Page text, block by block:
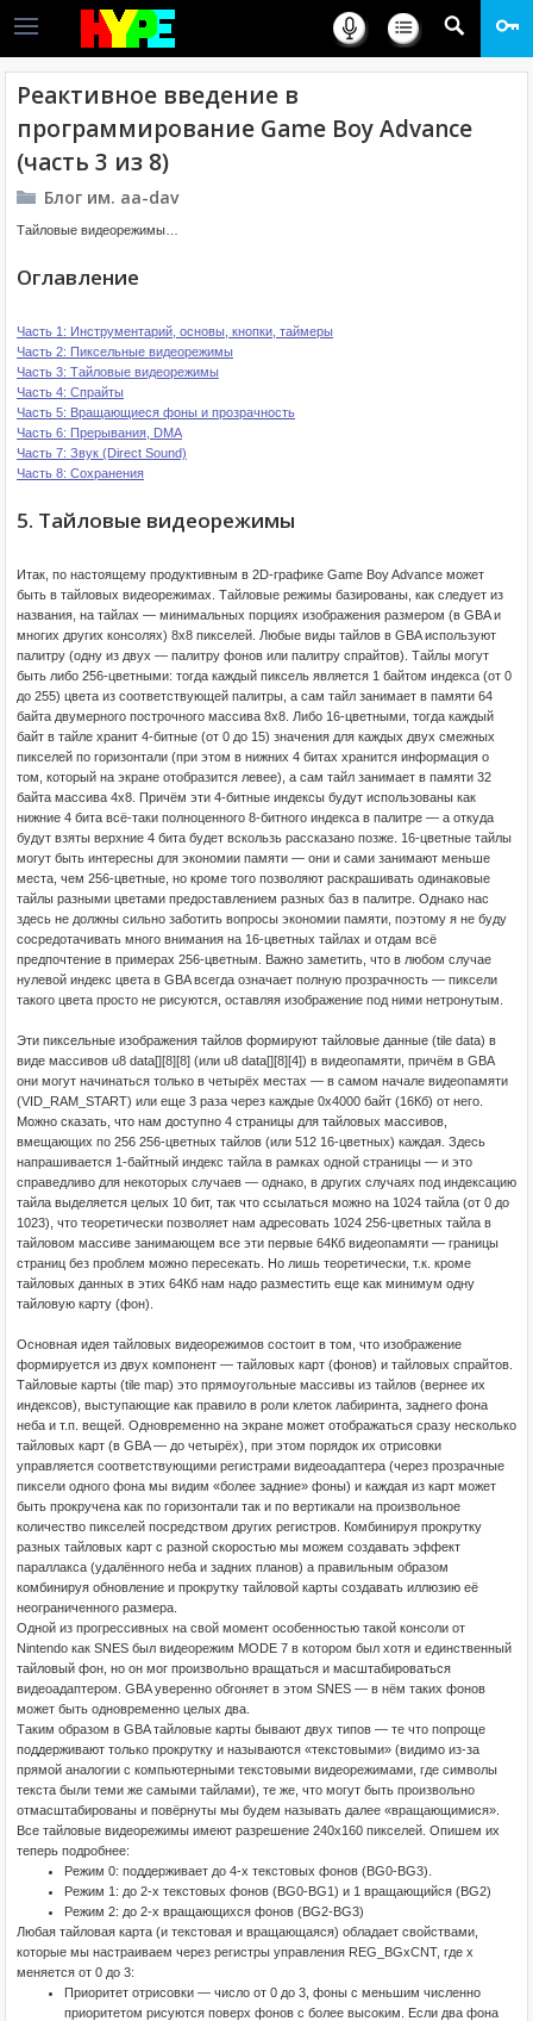
Реактивное введение в
программирование Game Boy Advance
(часть 3 из 8)
Блог им. aa-dav
Тайловые видеорежимы…
Оглавление
Часть 1: Инструментарий, основы, кнопки, таймеры
Часть 2: Пиксельные видеорежимы
Часть 3: Тайловые видеорежимы
Часть 4: Спрайты
Часть 5: Вращающиеся фоны и прозрачность
Часть 6: Прерывания, DMA
Часть 7: Звук (Direct Sound)
Часть 8: Сохранения
5. Тайловые видеорежимы
Итак, по настоящему продуктивным в 2D-графике Game Boy Advance может
быть в тайловых видеорежимах. Тайловые режимы базированы, как следует из
названия, на тайлах — минимальных порциях изображения размером (в GBA и
многих других консолях) 8x8 пикселей. Любые виды тайлов в GBA используют
палитру (одну из двух — палитру фонов или палитру спрайтов). Тайлы могут
быть либо 256-цветными: тогда каждый пиксель является 1 байтом индекса (от 0
до 255) цвета из соответствующей палитры, а сам тайл занимает в памяти 64
байта двумерного построчного массива 8x8. Либо 16-цветными, тогда каждый
байт в тайле хранит 4-битные (от 0 до 15) значения для каждых двух смежных
пикселей по горизонтали (при этом в нижних 4 битах хранится информация о
том, который на экране отобразится левее), а сам тайл занимает в памяти 32
байта массива 4x8. Причём эти 4-битные индексы будут использованы как
нижние 4 бита всё-таки полноценного 8-битного индекса в палитре — а откуда
будут взяты верхние 4 бита будет вскользь рассказано позже. 16-цветные тайлы
могут быть интересны для экономии памяти — они и сами занимают меньше
места, чем 256-цветные, но кроме того позволяют раскрашивать одинаковые
тайлы разными цветами предоставлением разных баз в палитре. Однако нас
здесь не должны сильно заботить вопросы экономии памяти, поэтому я не буду
сосредотачивать много внимания на 16-цветных тайлах и отдам всё
предпочтение в примерах 256-цветным. Важно заметить, что в любом случае
нулевой индекс цвета в GBA всегда означает полную прозрачность — пиксели
такого цвета просто не рисуются, оставляя изображение под ними нетронутым.
Эти пиксельные изображения тайлов формируют тайловые данные (tile data) в
виде массивов u8 data[][8][8] (или u8 data[][8][4]) в видеопамяти, причём в GBA
они могут начинаться только в четырёх местах — в самом начале видеопамяти
(VID_RAM_START) или еще 3 раза через каждые 0x4000 байт (16Кб) от него.
Можно сказать, что нам доступно 4 страницы для тайловых массивов,
вмещающих по 256 256-цветных тайлов (или 512 16-цветных) каждая. Здесь
напрашивается 1-байтный индекс тайла в рамках одной страницы — и это
справедливо для некоторых случаев — однако, в других случаях под индексацию
тайла выделяется целых 10 бит, так что ссылаться можно на 1024 тайла (от 0 до
1023), что теоретически позволяет нам адресовать 1024 256-цветных тайла в
тайловом массиве занимающем все эти первые 64Кб видеопамяти — границы
страниц без проблем можно пересекать. Но лишь теоретически, т.к. кроме
тайловых данных в этих 64Кб нам надо разместить еще как минимум одну
тайловую карту (фон).
Основная идея тайловых видеорежимов состоит в том, что изображение
формируется из двух компонент — тайловых карт (фонов) и тайловых спрайтов.
Тайловые карты (tile map) это прямоугольные массивы из тайлов (вернее их
индексов), выступающие как правило в роли клеток лабиринта, заднего фона
неба и т.п. вещей. Одновременно на экране может отображаться сразу несколько
тайловых карт (в GBA — до четырёх), при этом порядок их отрисовки
управляется соответствующими регистрами видеоадаптера (через прозрачные
пиксели одного фона мы видим «более задние» фоны) и каждая из карт может
быть прокручена как по горизонтали так и по вертикали на произвольное
количество пикселей посредством других регистров. Комбинируя прокрутку
разных тайловых карт с разной скоростью мы можем создавать эффект
параллакса (удалённого неба и задних планов) а правильным образом
комбинируя обновление и прокрутку тайловой карты создавать иллюзию её
неограниченного размера.
Одной из прогрессивных на свой момент особенностью такой консоли от
Nintendo как SNES был видеорежим MODE 7 в котором был хотя и единственный
тайловый фон, но он мог произвольно вращаться и масштабироваться
видеоадаптером. GBA уверенно обгоняет в этом SNES — в нём таких фонов
может быть одновременно целых два.
Таким образом в GBA тайловые карты бывают двух типов — те что попроще
поддерживают только прокрутку и называются «текстовыми» (видимо из-за
прямой аналогии с компьютерными текстовыми видеорежимами, где символы
текста были теми же самыми тайлами), те же, что могут быть произвольно
отмасштабированы и повёрнуты мы будем называть далее «вращающимися».
Все тайловые видеорежимы имеют разрешение 240x160 пикселей. Опишем их
теперь подробнее:
Режим 0: поддерживает до 4-х текстовых фонов (BG0-BG3).
Режим 1: до 2-х текстовых фонов (BG0-BG1) и 1 вращающийся (BG2)
Режим 2: до 2-х вращающихся фонов (BG2-BG3)
Любая тайловая карта (и текстовая и вращающаяся) обладает свойствами,
которые мы настраиваем через регистры управления REG_BGxCNT, где x
меняется от 0 до 3:
Приоритет отрисовки — число от 0 до 3, фоны с меньшим численно
приоритетом рисуются поверх фонов с более высоким. Если два фона